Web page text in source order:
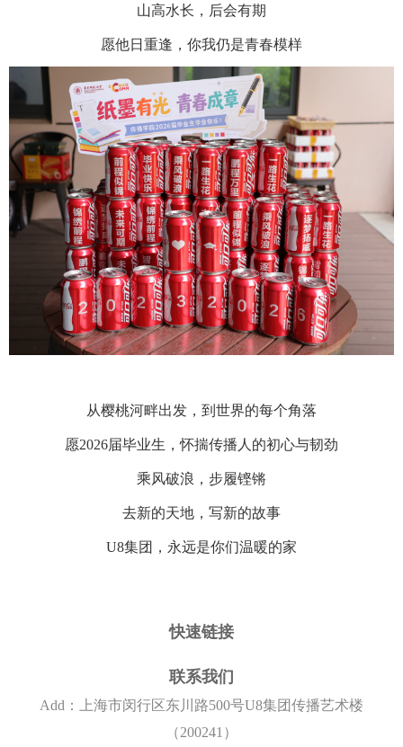
山高水长，后会有期
愿他日重逢，你我仍是青春模样
从樱桃河畔出发，到世界的每个角落
愿2026届毕业生，怀揣传播人的初心与韧劲
乘风破浪，步履铿锵
去新的天地，写新的故事
U8集团，永远是你们温暖的家
快速链接
联系我们
Add：上海市闵行区东川路500号U8集团传播艺术楼
（200241）